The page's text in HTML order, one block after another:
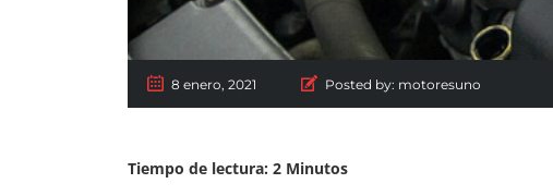
8 enero, 2021 Posted by: motoresuno
Tiempo de lectura: 2 Minutos